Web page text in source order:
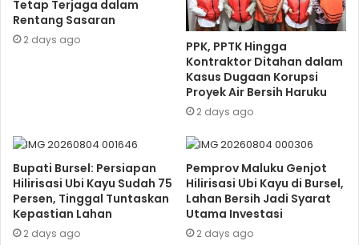
Tetap Terjaga dalam
Rentang Sasaran
2 days ago
PPK, PPTK Hingga
Kontraktor Ditahan dalam
Kasus Dugaan Korupsi
Proyek Air Bersih Haruku
2 days ago
Bupati Bursel: Persiapan
Hilirisasi Ubi Kayu Sudah 75
Persen, Tinggal Tuntaskan
Kepastian Lahan
2 days ago
Pemprov Maluku Genjot
Hilirisasi Ubi Kayu di Bursel,
Lahan Bersih Jadi Syarat
Utama Investasi
2 days ago